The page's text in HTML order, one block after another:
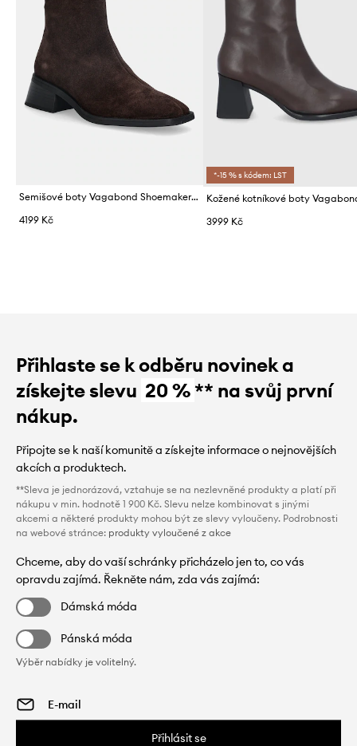
Semišové boty Vagabond Shoemakers BLANCA
4199 Kč
*-15 % s kódem: LST
3999 Kč
Přihlaste se k odběru novinek a
získejte slevu 20 %** na svůj první
nákup.
Připojte se k naší komunitě a získejte informace o nejnovějších
akcích a produktech.
**Sleva je jednorázová, vztahuje se na nezlevněné produkty a platí při
nákupu v min. hodnotě 1 900 Kč. Slevu nelze kombinovat s jinými
akcemi a některé produkty mohou být ze slevy vyloučeny. Podrobnosti
na webové stránce: produkty vyloučené z akce
Chceme, aby do vaší schránky přicházelo jen to, co vás
opravdu zajímá. Řekněte nám, zda vás zajímá:
Dámská móda
Pánská móda
Výběr nabídky je volitelný.
Přihlásit se